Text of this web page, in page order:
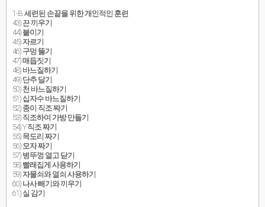
1-B. 세련된 손끝을 위한 개인적인 훈련
43) 끈 끼우기
44) 붙이기
45) 자르기
46) 구멍 뚫기
47) 매듭짓기
48) 바느질하기
49) 단추 달기
50) 천 바느질하기
51) 십자수 바느질하기
52) 종이 직조 짜기
53) 직조하여 가방 만들기
54) Y 직조 짜기
55) 목도리 짜기
56) 모자 짜기
57) 병뚜껑 열고 닫기
58) 빨래집게 사용하기
59) 자물쇠와 열쇠 사용하기
60) 나사 빼기와 끼우기
61) 실 감기